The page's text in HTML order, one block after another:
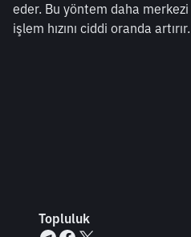
eder. Bu yöntem daha
işlem hızını ciddi oranda artırır.
Topluluk